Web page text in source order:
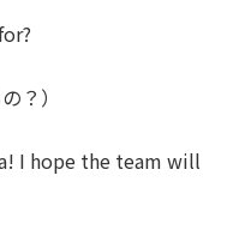
？）
I hope the team will